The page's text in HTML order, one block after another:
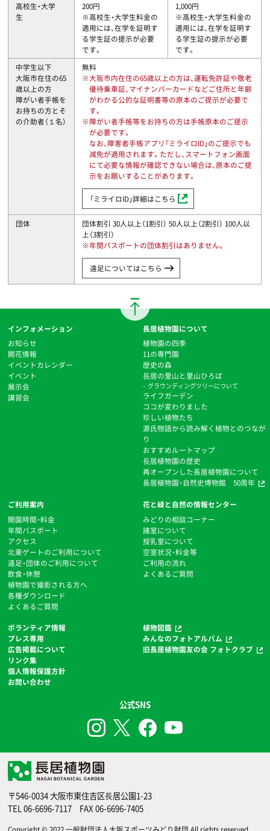
高校生・大学
生
200円
※高校生・大学生料金の
適用には、在学を証明す
る学生証の提示が必要
です。
1,000円
※高校生・大学生料金の
適用には、在学を証明す
る学生証の提示が必要
です。
中学生以下
大阪市在住の65
歳以上の方
障がい者手帳を
お持ちの方とそ
の介助者（１名）
無料
※大阪市内在住の65歳以上の方は、運転免許証や敬老
優待乗車証、マイナンバーカードなどご住所と年齢
がわかる公的な証明書等の原本のご提示が必要で
す。
※障がい者手帳等をお持ちの方は手帳原本のご提示
が必要です。
なお、障害者手帳アプリ「ミライロID」のご提示でも
減免が適用されます。ただし、スマートフォン画面
にて必要な情報が確認できない場合は、原本のご提
示をお願いすることがあります。
「ミライロID」詳細はこちら
団体
団体割引 30人以上（1割引） 50人以上（2割引） 100人以
上（3割引）
※年間パスポートの団体割引はありません。
遠足についてはこちら
インフォメーション
お知らせ
開花情報
イベントカレンダー
イベント
展示会
講習会
長居植物園について
植物園の四季
11の専門園
歴史の森
⻑居の里山と里山ひろば
グラウンディングツリーについて
ライフガーデン
ココが変わりました
珍しい植物たち
源氏物語から読み解く植物とのつなが
り
おすすめルートマップ
⻑居植物園の歴史
再オープンした長居植物園について
長居植物園・自然史博物館 50周年
ご利用案内
開園時間・料金
年間パスポート
アクセス
北東ゲートのご利用について
遠足・団体のご利用について
飲食・休憩
植物園で撮影される方へ
各種ダウンロード
よくあるご質問
花と緑と自然の情報センター
みどりの相談コーナー
諸室について
授乳室について
空室状況・料金等
ご利用の流れ
よくあるご質問
ボランティア情報
プレス専用
広告掲載について
リンク集
個人情報保護方針
お問い合わせ
植物図鑑
みんなのフォトアルバム
旧長居植物園友の会 フォトクラブ
公式SNS
〒546-0034 大阪市東住吉区⻑居公園1-23
TEL06-6696-7117 FAX 06-6696-7405